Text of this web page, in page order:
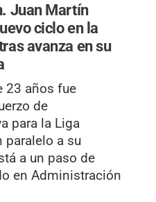
Juan Martín
ciclo en la
avanza en su
23 años fue
de
para la Liga
paralelo a su
a un paso de
en Administración